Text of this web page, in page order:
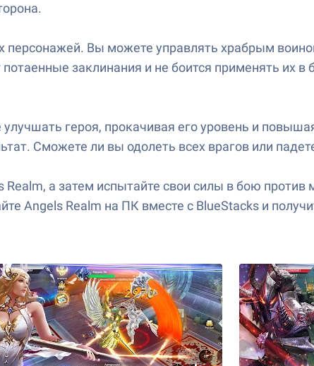
персонажей. Вы можете управлять храбрым
потаенные заклинания и не боится применять
героя, прокачивая его уровень и
Сможете ли вы одолеть всех врагов или
а затем испытайте свои силы в бою против
Angels Realm на ПК вместе с BlueStacks и